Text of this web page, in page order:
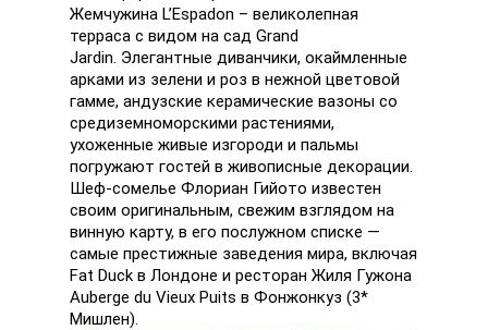
Жемчужина L’Espadon – великолепная
терраса с видом на сад Grand
Jardin. Элегантные диванчики, окаймленные
арками из зелени и роз в нежной цветовой
гамме, андузские керамические вазоны со
средиземноморскими растениями,
ухоженные живые изгороди и пальмы
погружают гостей в живописные декорации.
Шеф-сомелье Флориан Гийото известен
своим оригинальным, свежим взглядом на
винную карту, в его послужном списке —
самые престижные заведения мира, включая
Fat Duck в Лондоне и ресторан Жиля Гужона
Auberge du Vieux Puits в Фонжонкуз (3*
Мишлен).